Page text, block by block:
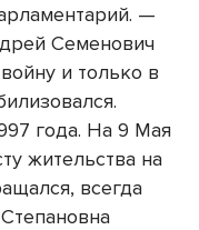
—
Семенович
и только в
года. На 9 Мая
жительства на
всегда